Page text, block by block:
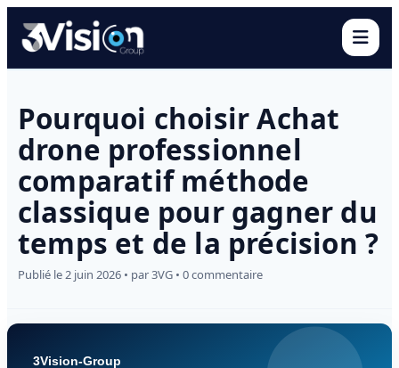
Pourquoi choisir Achat
drone professionnel
comparatif méthode
classique pour gagner du
temps et de la précision ?
Publié le 2 juin 2026 • par 3VG • 0 commentaire